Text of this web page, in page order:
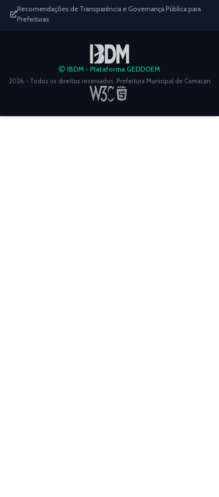
Recomendações de Transparência e Governança Pública para
Prefeituras
IBDM - Plataforma GEDDOEM
2026 - Todos os direitos reservados. Prefeitura Municipal de Camacan